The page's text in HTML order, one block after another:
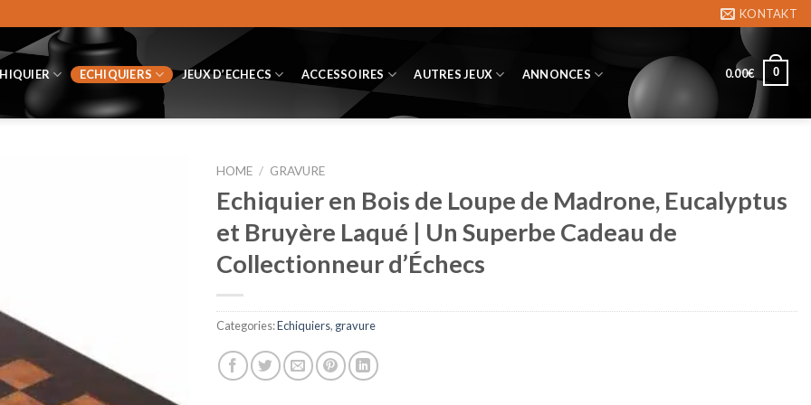
KONTAKT
ECHIQUIERS JEUX D’ECHECS ACCESSOIRES AUTRES JEUX ANNONCES 0.00€ 0
HOME / GRAVURE
Echiquier en Bois de Loupe de Madrone, Eucalyptus
et Bruyère Laqué | Un Superbe Cadeau de
Collectionneur d’Échecs
Categories:Echiquiers, gravure